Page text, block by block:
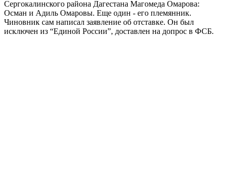
Сергокалинского района Дагестана Магомеда Омарова:
Осман и Адиль Омаровы. Еще один - его племянник.
Чиновник сам написал заявление об отставке. Он был
исключен из “Единой России”, доставлен на допрос в ФСБ.